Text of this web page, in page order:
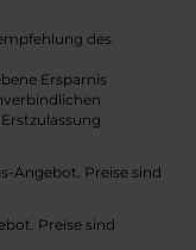
des
Ersparnis
Angebot. Preise sind
Preise sind